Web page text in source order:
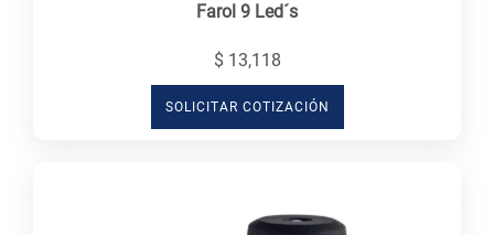
Farol 9 Led´s
$ 13,118
SOLICITAR COTIZACIÓN